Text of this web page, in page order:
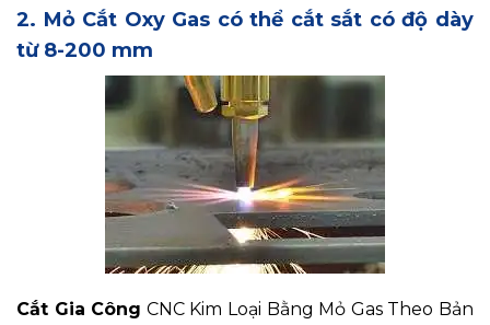
2. Mỏ Cắt Oxy Gas có thể cắt sắt có độ dày
từ 8-200 mm
Cắt Gia Công CNC Kim Loại Bằng Mỏ Gas Theo Bản